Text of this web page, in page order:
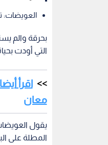
العويضات:
التي أودت
اقرأ
معان
يقول
المطلة على